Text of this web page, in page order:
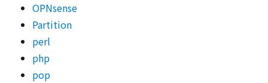
OPNsense
Partition
perl
php
pop